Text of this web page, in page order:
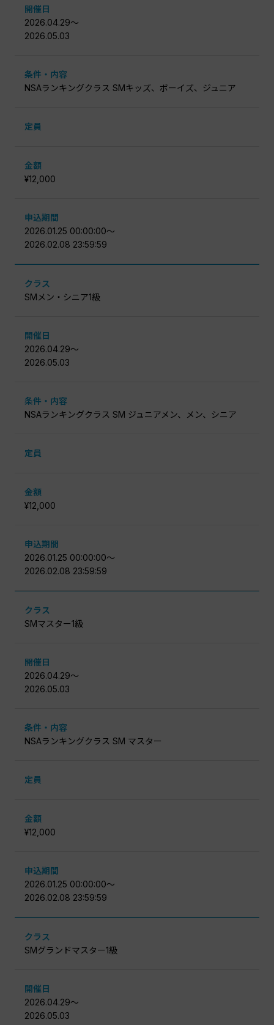
開催日
2026.04.29〜
2026.05.03
条件・内容
NSAランキングクラス SMキッズ、ボーイズ、ジュニア
定員
金額
¥12,000
申込期間
2026.01.25 00:00:00〜
2026.02.08 23:59:59
クラス
SMメン・シニア1級
開催日
2026.04.29〜
2026.05.03
条件・内容
NSAランキングクラス SM ジュニアメン、メン、シニア
定員
金額
¥12,000
申込期間
2026.01.25 00:00:00〜
2026.02.08 23:59:59
クラス
SMマスター1級
開催日
2026.04.29〜
2026.05.03
条件・内容
NSAランキングクラス SM マスター
定員
金額
¥12,000
申込期間
2026.01.25 00:00:00〜
2026.02.08 23:59:59
クラス
SMグランドマスター1級
開催日
2026.04.29〜
2026.05.03